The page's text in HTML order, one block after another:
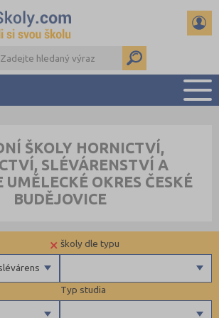
PŘÍPRAVA NA PŘIJÍMAČKY
DŮLEŽITÉ TERMÍNY
REFERÁTY A SEMINÁRKY
ŠKOLY HORNICTVÍ,
SLÉVÁRENSTVÍ A
UMĚLECKÉ OKRES ČESKÉ
BUDĚJOVICE
Typ studia
školy dle typu
×
a geologie